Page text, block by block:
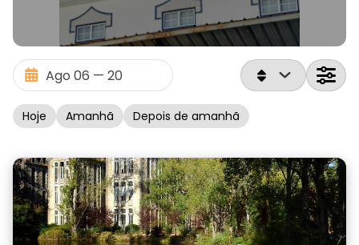
Hoje Amanhã Depois de amanhã